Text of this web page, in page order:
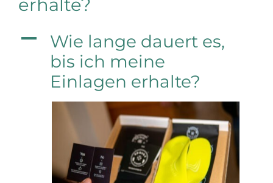
erhalte?
A
Wie lange dauert es,
bis ich meine
Einlagen erhalte?